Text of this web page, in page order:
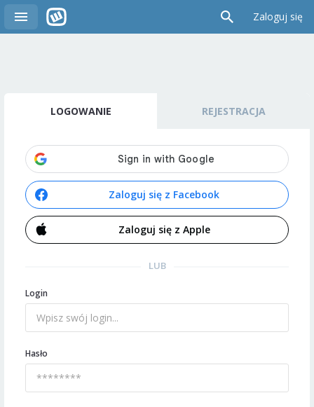
Zaloguj się
LOGOWANIE REJESTRACJA
Zaloguj się z Facebook
Zaloguj się z Apple
LUB
Login
Hasło